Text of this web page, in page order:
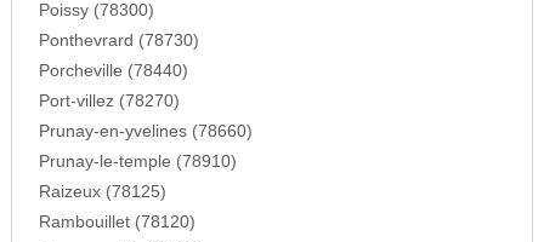
Poissy (78300)
Ponthevrard (78730)
Porcheville (78440)
Port-villez (78270)
Prunay-en-yvelines (78660)
Prunay-le-temple (78910)
Raizeux (78125)
Rambouillet (78120)